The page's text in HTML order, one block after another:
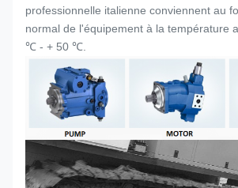
professionnelle italienne conviennent au
normal de l'équipement à la température
℃ - + 50 ℃.